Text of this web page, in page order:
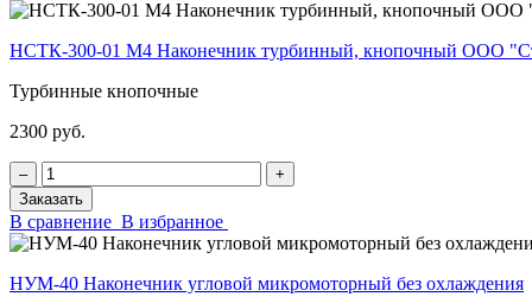
НСТК-300-01 М4 Наконечник турбинный, кнопочный ООО
Турбинные кнопочные
2300 руб.
‒
+
Заказать
В сравнение В избранное
НУМ-40 Наконечник угловой микромоторный без охлаждения